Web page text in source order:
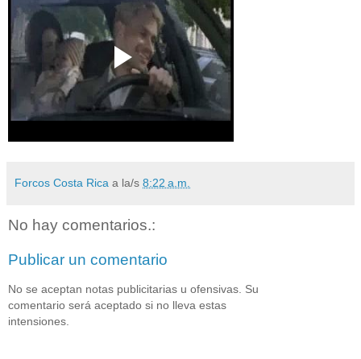
Forcos Costa Rica a la/s 8:22 a.m.
No hay comentarios.:
Publicar un comentario
No se aceptan notas publicitarias u ofensivas. Su
comentario será aceptado si no lleva estas
intensiones.